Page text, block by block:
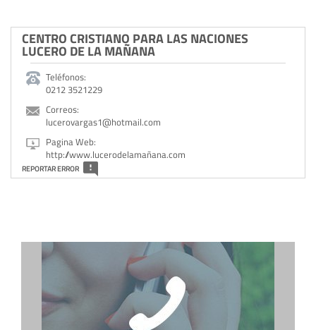
CENTRO CRISTIANO PARA LAS NACIONES
LUCERO DE LA MAÑANA
Teléfonos:
0212 3521229
Correos:
lucerovargas1@hotmail.com
Pagina Web:
http://www.lucerodelamañana.com
REPORTAR ERROR